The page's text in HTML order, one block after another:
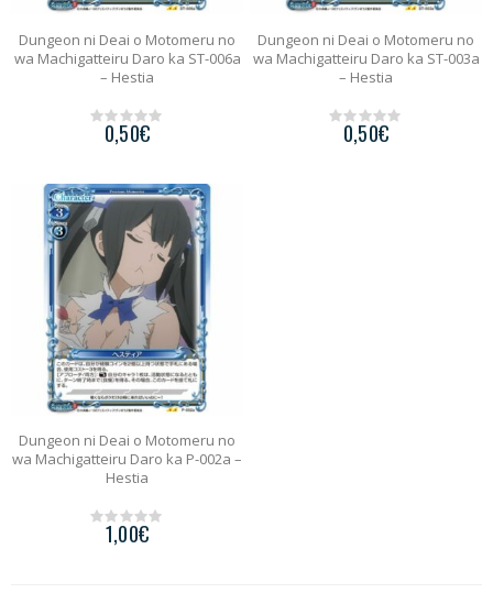
Dungeon ni Deai o Motomeru no
wa Machigatteiru Daro ka ST-006a
– Hestia
o
f
5
0,50€
Dungeon ni Deai o Motomeru no
wa Machigatteiru Daro ka ST-003a
– Hestia
0,50€
Dungeon ni Deai o Motomeru no
wa Machigatteiru Daro ka P-002a –
Hestia
1,00€